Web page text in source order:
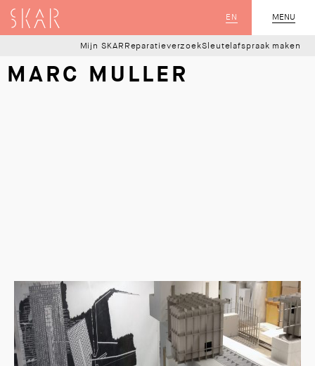
MENU
SLUIT
EN
SKAR
Mijn SKAR ReparatieverzoekSleutelafspraak maken
MARC MULLER